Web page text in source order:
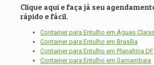
Clique aqui e faça já seu
rápido e fácil.
Container para Entulho em Águas
Container para Entulho em Brasília
Container para Entulho em Planaltina DF
Container para Entulho em Samambaia